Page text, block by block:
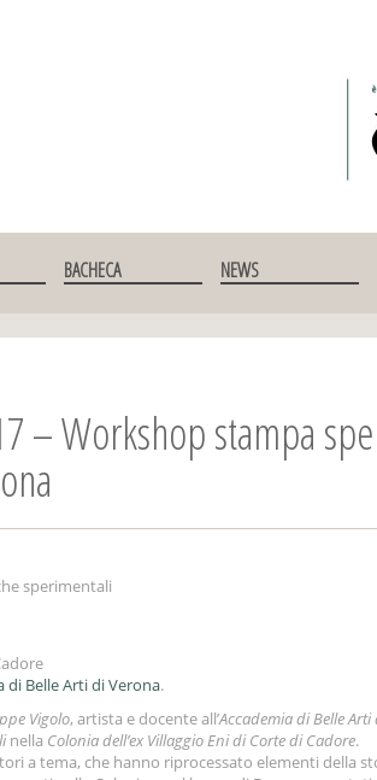
BACHECA NEWS
– Workshop stampa
sperimentali
di Belle Arti di Verona.
Vigolo, artista e docente all’Accademia di Belle Arti
nella Colonia dell’ex Villaggio Eni di Corte di Cadore.
a tema, che hanno riprocessato elementi della